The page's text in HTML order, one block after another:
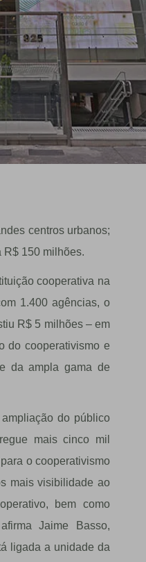
centros urbanos;
R$ 150 milhões.
cooperativa na
1.400 agências, o
R$ 5 milhões – em
do cooperativismo e
da ampla gama de
do público
mais cinco mil
o cooperativismo
mais visibilidade ao
bem como
Jaime Basso,
ligada a unidade da